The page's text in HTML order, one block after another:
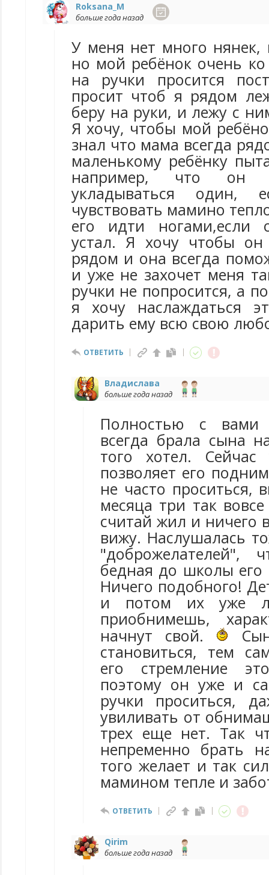
Roksana_M
больше года назад
У меня нет много нянек,
но мой ребёнок очень
на ручки просится
просит чтоб я рядом
беру на руки, и лежу с
Я хочу, чтобы мой
знал что мама всегда
маленькому ребёнку
например, что он
укладываться один,
чувствовать мамино
его идти ногами,если
устал. Я хочу чтобы
рядом и она всегда
и уже не захочет меня
ручки не попросится, а
я хочу наслаждаться
дарить ему всю свою
ОТВЕТИТЬ
Владислава
больше года назад
Полностью с вами
всегда брала сына
того хотел.
позволяет его
не часто проситься,
месяца три так
считай жил и ничего
вижу. Наслушалась
"доброжелателей",
бедная до школы его
Ничего подобного!
и потом их уже
приобнимешь,
начнут свой.
становиться, тем
его стремление
поэтому он уже и
ручки проситься,
увиливать от
трех еще нет. Так
непременно брать
того желает и так
мамином тепле и
ОТВЕТИТЬ
Qirim
больше года назад